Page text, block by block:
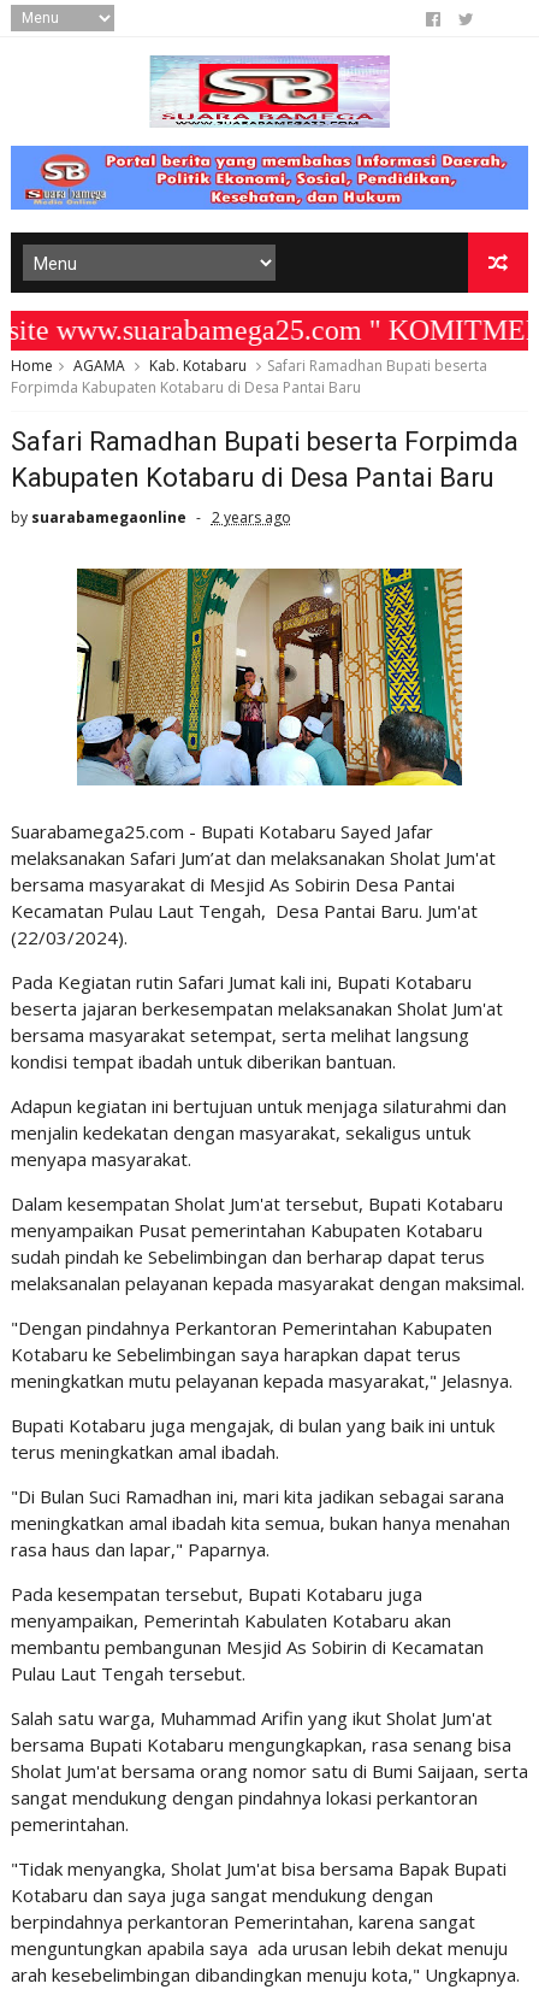
" KOMITMEN
Home AGAMA Kab. Kotabaru
Safari Ramadhan Bupati beserta
Forpimda Kabupaten Kotabaru di Desa Pantai Baru
Safari Ramadhan Bupati beserta Forpimda
Kabupaten Kotabaru di Desa Pantai Baru
by suarabamegaonline 2 years ago
Suarabamega25.com - Bupati Kotabaru Sayed Jafar
melaksanakan Safari Jum’at dan melaksanakan Sholat Jum'at
bersama masyarakat di Mesjid As Sobirin Desa Pantai
Kecamatan Pulau Laut Tengah, Desa Pantai Baru. Jum'at
(22/03/2024).
Pada Kegiatan rutin Safari Jumat kali ini, Bupati Kotabaru
beserta jajaran berkesempatan melaksanakan Sholat Jum'at
bersama masyarakat setempat, serta melihat langsung
kondisi tempat ibadah untuk diberikan bantuan.
Adapun kegiatan ini bertujuan untuk menjaga silaturahmi dan
menjalin kedekatan dengan masyarakat, sekaligus untuk
menyapa masyarakat.
Dalam kesempatan Sholat Jum'at tersebut, Bupati Kotabaru
menyampaikan Pusat pemerintahan Kabupaten Kotabaru
sudah pindah ke Sebelimbingan dan berharap dapat terus
melaksanalan pelayanan kepada masyarakat dengan maksimal.
"Dengan pindahnya Perkantoran Pemerintahan Kabupaten
Kotabaru ke Sebelimbingan saya harapkan dapat terus
meningkatkan mutu pelayanan kepada masyarakat," Jelasnya.
Bupati Kotabaru juga mengajak, di bulan yang baik ini untuk
terus meningkatkan amal ibadah.
"Di Bulan Suci Ramadhan ini, mari kita jadikan sebagai sarana
meningkatkan amal ibadah kita semua, bukan hanya menahan
rasa haus dan lapar," Paparnya.
Pada kesempatan tersebut, Bupati Kotabaru juga
menyampaikan, Pemerintah Kabulaten Kotabaru akan
membantu pembangunan Mesjid As Sobirin di Kecamatan
Pulau Laut Tengah tersebut.
Salah satu warga, Muhammad Arifin yang ikut Sholat Jum'at
bersama Bupati Kotabaru mengungkapkan, rasa senang bisa
Sholat Jum'at bersama orang nomor satu di Bumi Saijaan, serta
sangat mendukung dengan pindahnya lokasi perkantoran
pemerintahan.
"Tidak menyangka, Sholat Jum'at bisa bersama Bapak Bupati
Kotabaru dan saya juga sangat mendukung dengan
berpindahnya perkantoran Pemerintahan, karena sangat
menguntungkan apabila saya ada urusan lebih dekat menuju
arah kesebelimbingan dibandingkan menuju kota," Ungkapnya.